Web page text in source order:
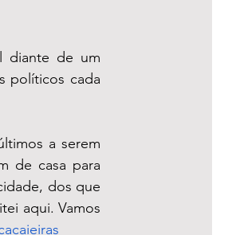
diante de um
políticos cada
a serem
de casa para
dos que
aqui. Vamos